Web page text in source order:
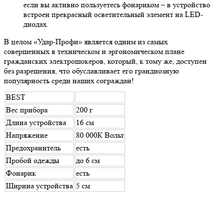
если вы активно пользуетесь фонариком – в устройство
встроен прекрасный осветительный элемент на LED-
диодах.
В целом «Удар-Профи» является одним из самых
совершенных в техническом и эргономическом плане
гражданских электрошокеров, который, к тому же, доступен
без разрешения, что обуславливает его грандиозную
популярность среди наших сограждан!
BEST
Вес прибора
200 г
Длина устройства
16 см
Напряжение
80 000К Вольт
Предохранитель
есть
Пробой одежды
до 6 см
Фонарик
есть
Ширина устройства 5 см